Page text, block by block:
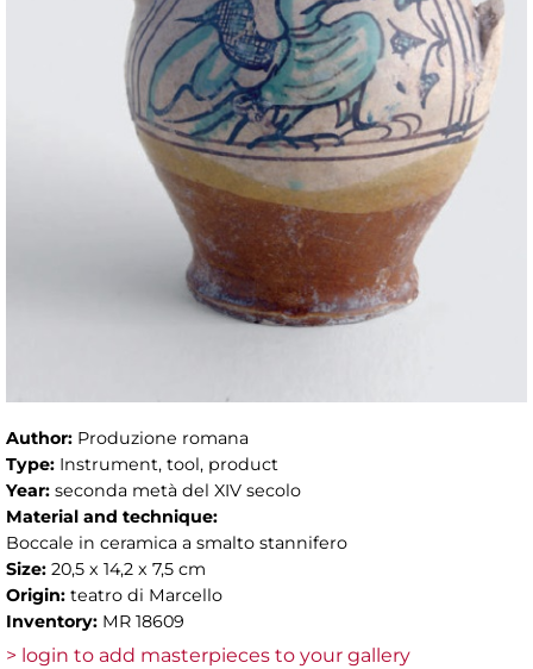
Author: Produzione romana
Type: Instrument, tool, product
Year: seconda metà del XIV secolo
Material and technique:
Boccale in ceramica a smalto stannifero
Size: 20,5 x 14,2 x 7,5 cm
Origin: teatro di Marcello
Inventory: MR 18609
> login to add masterpieces to your gallery